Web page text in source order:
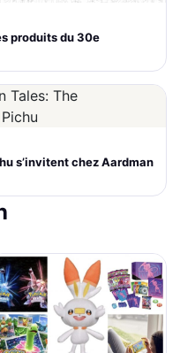
produits du 30e
s’invitent chez Aardman